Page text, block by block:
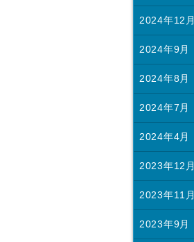
2024年12月
2024年9月
2024年8月
2024年7月
2024年4月
2023年12月
2023年11月
2023年9月